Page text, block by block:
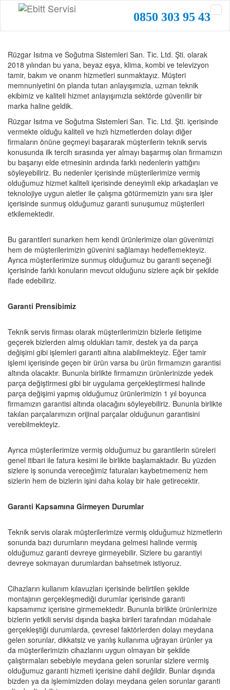
0850 303 95 43
Rüzgar Isıtma ve Soğutma Sistemleri San. Tic. Ltd. Şti. olarak
2018 yılından bu yana, beyaz eşya, klima, kombi ve televizyon
tamir, bakım ve onarım hizmetleri sunmaktayız. Müşteri
memnuniyetini ön planda tutan anlayışımızla, uzman teknik
ekibimiz ve kaliteli hizmet anlayışımızla sektörde güvenilir bir
marka haline geldik.
Rüzgar Isıtma ve Soğutma Sistemleri San. Tic. Ltd. Şti. içerisinde
vermekte olduğu kaliteli ve hızlı hizmetlerden dolayı diğer
firmaların önüne geçmeyi başararak müşterilerin teknik servis
konusunda ilk tercih sırasında yer almayı başarmış olan firmamızın
bu başarıyı elde etmesinin ardında farklı nedenlerin yattığını
söyleyebiliriz. Bu nedenler içerisinde müşterilerimize vermiş
olduğumuz hizmet kaliteli içerisinde deneyimli ekip arkadaşları ve
teknolojiye uygun aletler ile çalışma götürmemizin yanı sıra işler
içerisinde sunmuş olduğumuz garanti sunuşumuz müşterileri
etkilemektedir.
Bu garantileri sunarken hem kendi ürünlerimize olan güvenimizi
hem de müşterilerimizin güvenini sağlamayı hedeflemekteyiz.
Ayrıca müşterilerimize sunmuş olduğumuz bu garanti seçeneği
içerisinde farklı konuların mevcut olduğunu sizlere açık bir şekilde
ifade edebiliriz.
Garanti Prensibimiz
Teknik servis firması olarak müşterilerimizin bizlerle iletişime
geçerek bizlerden almış oldukları tamir, destek ya da parça
değişimi gibi işlemleri garanti altına alabilmekteyiz. Eğer tamir
işlemi içerisinde geçen bir ürün varsa bu ürün firmamızın garantisi
altında olacaktır. Bununla birlikte firmamızın ürünlerinizde yedek
parça değiştirmesi gibi bir uygulama gerçekleştirmesi halinde
parça değişimi yapmış olduğumuz ürünlerimizin 1 yıl boyunca
firmamızın garantisi altında olacağını söyleyebiliriz. Bununla birlikte
takılan parçalarımızın orijinal parçalar olduğunun garantisini
verebilmekteyiz.
Ayrıca müşterilerimize vermiş olduğumuz bu garantilerin süreleri
genel itibari ile fatura kesimi ile birlikte başlamaktadır. Bu yüzden
sizlere iş sonunda vereceğimiz faturaları kaybetmemeniz hem
sizlerin hem de bizlerin işini daha kolay bir hale getirecektir.
Garanti Kapsamına Girmeyen Durumlar
Teknik servis olarak müşterilerimize vermiş olduğumuz hizmetlerin
sonunda bazı durumların meydana gelmesi halinde vermiş
olduğumuz garanti devreye girmeyebilir. Sizlere bu garantiyi
devreye sokmayan durumlardan bahsetmek istiyoruz.
Cihazların kullanım kılavuzları içerisinde belirtilen şekilde
montajının gerçekleşmediği durumlar içerisinde garanti
kapsamımız içerisine girmemektedir. Bununla birlikte ürünlerinize
bizlerin yetkili servisi dışında başka birileri tarafından müdahale
gerçekleştiği durumlarda, çevresel faktörlerden dolayı meydana
gelen sorunlar, dikkatsiz ve yanlış kullanıma uğrayan ürünler ya
da müşterilerimizin cihazlarını uygun olmayan bir şekilde
çalıştırmaları sebebiyle meydana gelen sorunlar sizlere vermiş
olduğumuz garanti hizmeti içerisine dahil değildir. Bunlar dışında
bizden ya da işlemimizden dolayı meydana gelen sorunlar garanti